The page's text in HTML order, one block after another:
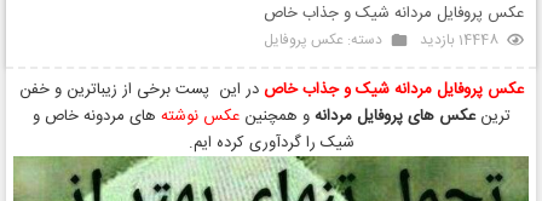
عکس پروفایل مردانه شیک و جذاب خاص
14448 بازدید دسته: عکس پروفایل
عکس پروفایل مردانه شیک و جذاب خاصدر این پست برخی از زیباترین و خفن
ترینعکس های پروفایل مردانه و همچنینعکس نوشته های مردونه خاص و
شیک را گردآوری کرده ایم.